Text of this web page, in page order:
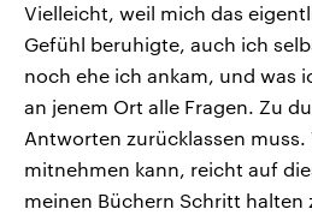
Vielleicht, weil mich das
Gefühl beruhigte, auch ich
noch ehe ich ankam, und was
an jenem Ort alle Fragen. Zu
Antworten zurücklassen muss.
mitnehmen kann, reicht auf
meinen Büchern Schritt halten